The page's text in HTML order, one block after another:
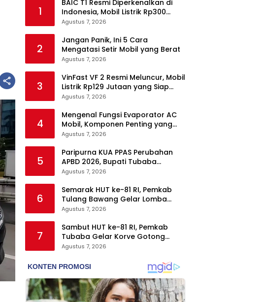
1
BAIC T1 Resmi Diperkenalkan di
Indonesia, Mobil Listrik Rp300
Jutaan Siap Ramaikan Pasar EV
Agustus 7, 2026
2
Jangan Panik, Ini 5 Cara
Mengatasi Setir Mobil yang Berat
Agustus 7, 2026
3
VinFast VF 2 Resmi Meluncur, Mobil
Listrik Rp129 Jutaan yang Siap
Jadi Alternatif Pengganti Motor
Agustus 7, 2026
4
Mengenal Fungsi Evaporator AC
Mobil, Komponen Penting yang
Sering Terlupakan
Agustus 7, 2026
5
Paripurna KUA PPAS Perubahan
APBD 2026, Bupati Tubaba
Targetkan Pendapatan Daerah
Agustus 7, 2026
6
Semarak HUT ke-81 RI, Pemkab
Tulang Bawang Gelar Lomba
Senam Udang Manis
Agustus 7, 2026
7
Sambut HUT ke-81 RI, Pemkab
Tubaba Gelar Korve Gotong
Royong dan Bersih-Bersih
Agustus 7, 2026